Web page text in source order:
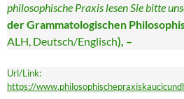
philosophische Praxis lesen Sie bitte
der Grammatologischen
ALH, Deutsch/Englisch), –
Url/Link:
https://